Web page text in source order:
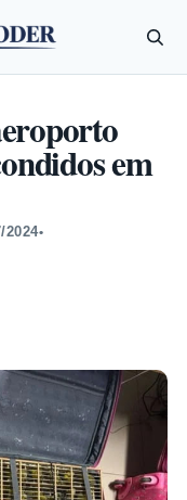
em
2024•